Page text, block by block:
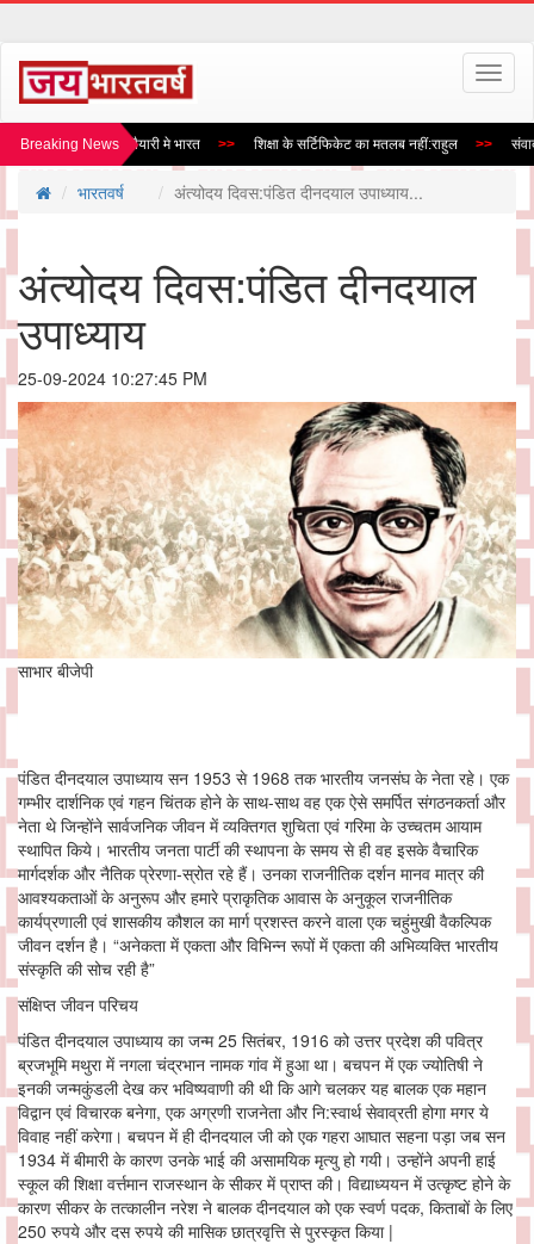
Breaking News
के लड़ाकू विमान की तैयारी मे भारत शिक्षा के सर्टिफिकेट का मतलब नहीं:राहुल
भारतवर्ष अंत्योदय दिवस:पंडित दीनदयाल उपाध्याय...
अंत्योदय दिवस:पंडित दीनदयाल
उपाध्याय
25-09-2024 10:27:45 PM
साभार बीजेपी
पंडित दीनदयाल उपाध्याय सन 1953 से 1968 तक भारतीय जनसंघ के नेता रहे। एक
गम्भीर दार्शनिक एवं गहन चिंतक होने के साथ-साथ वह एक ऐसे समर्पित संगठनकर्ता और
नेता थे जिन्होंने सार्वजनिक जीवन में व्यक्तिगत शुचिता एवं गरिमा के उच्चतम आयाम
स्थापित किये। भारतीय जनता पार्टी की स्थापना के समय से ही वह इसके वैचारिक
मार्गदर्शक और नैतिक प्रेरणा-स्रोत रहे हैं। उनका राजनीतिक दर्शन मानव मात्र की
आवश्यकताओं के अनुरूप और हमारे प्राकृतिक आवास के अनुकूल राजनीतिक
कार्यप्रणाली एवं शासकीय कौशल का मार्ग प्रशस्त करने वाला एक चहुंमुखी वैकल्पिक
जीवन दर्शन है। “अनेकता में एकता और विभिन्न रूपों में एकता की अभिव्यक्ति भारतीय
संस्कृति की सोच रही है”
संक्षिप्त जीवन परिचय
पंडित दीनदयाल उपाध्याय का जन्म 25 सितंबर, 1916 को उत्तर प्रदेश की पवित्र
ब्रजभूमि मथुरा में नगला चंद्रभान नामक गांव में हुआ था। बचपन में एक ज्योतिषी ने
इनकी जन्मकुंडली देख कर भविष्यवाणी की थी कि आगे चलकर यह बालक एक महान
विद्वान एवं विचारक बनेगा, एक अग्रणी राजनेता और नि:स्वार्थ सेवाव्रती होगा मगर ये
विवाह नहीं करेगा। बचपन में ही दीनदयाल जी को एक गहरा आघात सहना पड़ा जब सन
1934 में बीमारी के कारण उनके भाई की असामयिक मृत्यु हो गयी। उन्होंने अपनी हाई
स्कूल की शिक्षा वर्त्तमान राजस्थान के सीकर में प्राप्त की। विद्याध्ययन में उत्कृष्ट होने के
कारण सीकर के तत्कालीन नरेश ने बालक दीनदयाल को एक स्वर्ण पदक, किताबों के लिए
250 रुपये और दस रुपये की मासिक छात्रवृत्ति से पुरस्कृत किया |